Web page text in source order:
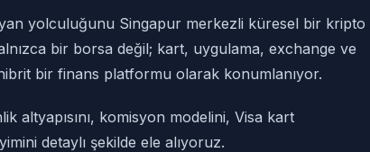
yolculuğunu Singapur merkezli küresel bir kripto
bir borsa değil; kart, uygulama, exchange ve
bir finans platformu olarak konumlanıyor.
altyapısını, komisyon modelini, Visa kart
detaylı şekilde ele alıyoruz.